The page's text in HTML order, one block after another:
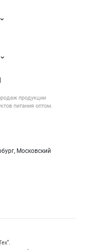
продукции
питания оптом.
Московский
данных